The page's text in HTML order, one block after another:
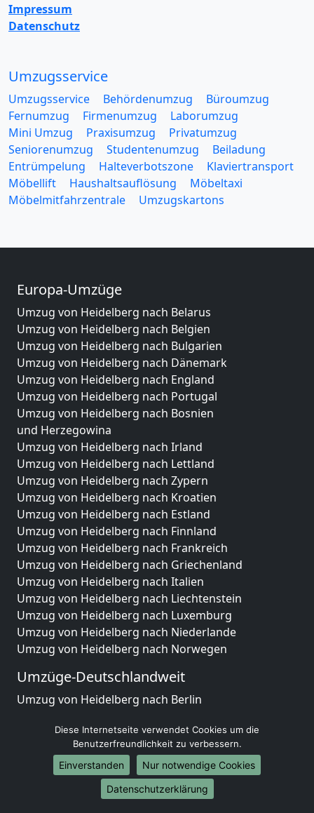
Impressum
Datenschutz
Umzugsservice
Umzugsservice Behördenumzug
Büroumzug
Fernumzug
Firmenumzug
Laborumzug
Mini Umzug
Praxisumzug
Privatumzug
Seniorenumzug
Studentenumzug
Beiladung
Entrümpelung
Halteverbotszone
Klaviertransport
Möbellift
Haushaltsauflösung
Möbeltaxi
Möbelmitfahrzentrale
Umzugskartons
Europa-Umzüge
Umzug von Heidelberg nach Belarus
Umzug von Heidelberg nach Belgien
Umzug von Heidelberg nach Bulgarien
Umzug von Heidelberg nach Dänemark
Umzug von Heidelberg nach England
Umzug von Heidelberg nach Portugal
Umzug von Heidelberg nach Bosnien
und Herzegowina
Umzug von Heidelberg nach Irland
Umzug von Heidelberg nach Lettland
Umzug von Heidelberg nach Zypern
Umzug von Heidelberg nach Kroatien
Umzug von Heidelberg nach Estland
Umzug von Heidelberg nach Finnland
Umzug von Heidelberg nach Frankreich
Umzug von Heidelberg nach Griechenland
Umzug von Heidelberg nach Italien
Umzug von Heidelberg nach Liechtenstein
Umzug von Heidelberg nach Luxemburg
Umzug von Heidelberg nach Niederlande
Umzug von Heidelberg nach Norwegen
Umzüge-Deutschlandweit
Umzug von Heidelberg nach Berlin
Umzug von Heidelberg nach München
Umzug von Heidelberg nach Köln
Umzug von Heidelberg nach Frankfurt am Main
Umzug von Heidelberg nach Stuttgart
Umzug von Heidelberg nach Düsseldorf
Diese Internetseite verwendet Cookies um die
Benutzerfreundlichkeit zu verbessern.
Einverstanden
Nur notwendige Cookies
Datenschutzerklärung